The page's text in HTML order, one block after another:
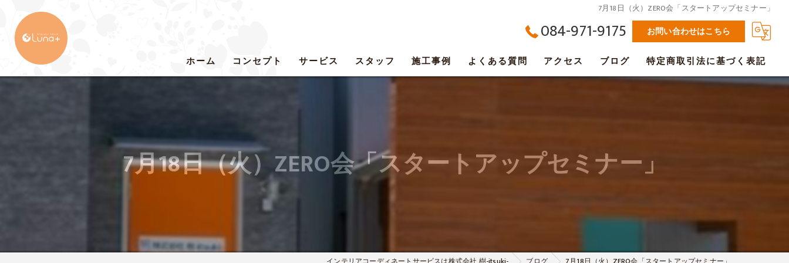
7月18日（火）ZERO会「スタートアップセミナー」
084-971-9175 お問い合わせはこちら
ホーム コンセプト サービス スタッフ 施工事例 よくある質問 アクセス ブログ 特定商取引法に基づく表記
7月18日（火）ZERO会「スタートアップセミナー」